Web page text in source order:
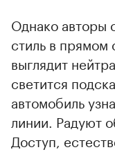
Однако авторы
стиль в
выглядит
светится
автомобиль
линии. Радуют
Доступ,